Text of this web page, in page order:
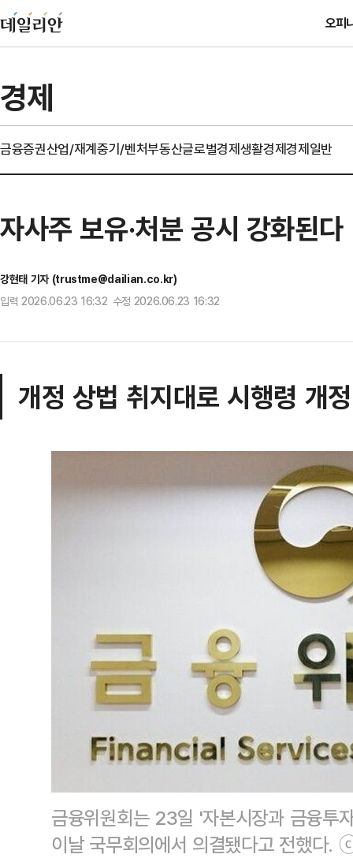
오피
경제
금융증권산업/재계중기/벤처부동산글로벌경제생활경제경제일반
자사주 보유·처분 공시 강화된다
강현태 기자 (trustme@dailian.co.kr)
입력 2026.06.23 16:32 수정 2026.06.23 16:32
개정 상법 취지대로 시행령 개정
금융위원회는 23일 '자본시장과 금융투
이날 국무회의에서 의결됐다고 전했다.